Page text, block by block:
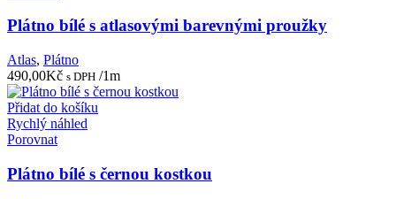
Plátno bílé s atlasovými barevnými proužky
Atlas, Plátno
490,00Kč s DPH /1m
Přidat do košíku
Rychlý náhled
Porovnat
Plátno bílé s černou kostkou